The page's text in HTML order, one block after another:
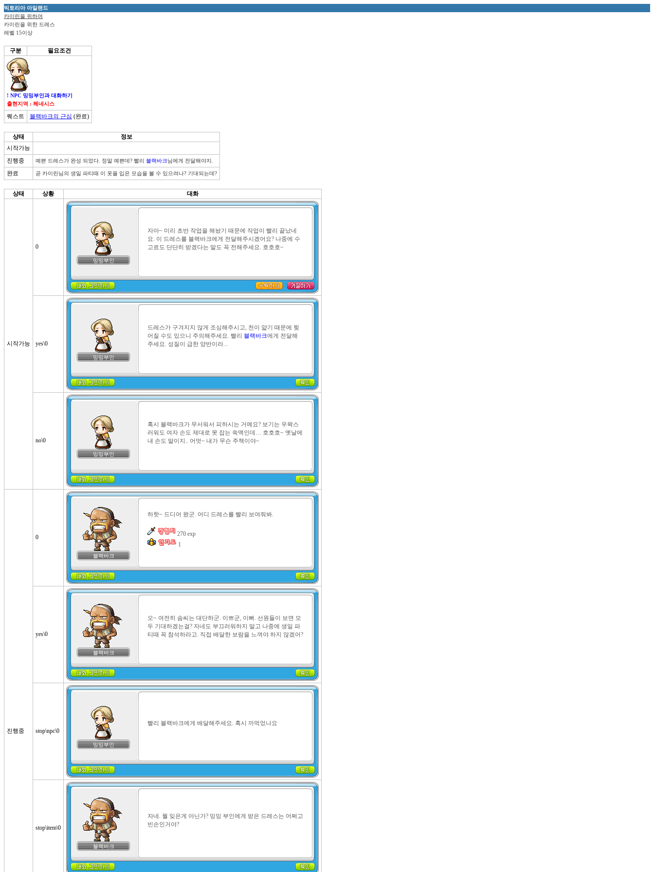
빅토리아 아일랜드
카이린을 위하여
카이린을 위한 드레스
레벨 15이상
구분 필요조건
! NPC 밍밍부인과 대화하기
출현지역 : 헤네시스
퀘스트 블랙바크의 근심 (완료)
상태
정보
시작가능
진행중
예쁜 드레스가 완성 되었다. 정말 예쁜데? 빨리 블랙바크님에게 전달해야지.
완료 곧 카이린님의 생일 파티때 이 옷을 입은 모습을 볼 수 있으려나? 기대되는데?
상태 상황 대화
시작가능
0
밍밍부인
자아~ 미리 초반 작업을 해놨기 때문에 작업이 빨리 끝났네
요. 이 드레스를 블랙바크에게 전달해주시겠어요? 나중에 수
고료도 단단히 받겠다는 말도 꼭 전해주세요. 호호호~
yes\0
밍밍부인
드레스가 구겨지지 않게 조심해주시고, 천이 얇기 때문에 찢
어질 수도 있으니 주의해주세요. 빨리 블랙바크에게 전달해
주세요. 성질이 급한 양반이라...
no\0
밍밍부인
혹시 블랙바크가 무서워서 피하시는 거예요? 보기는 우왁스
러워도 여자 손도 제대로 못 잡는 쑥맥인데… 호호호~ 옛날에
내 손도 말이지.. 어멋~ 내가 무슨 주책이야~
진행중
0
블랙바크
하핫~ 드디어 왔군. 어디 드레스를 빨리 보여줘봐.
1
yes\0
블랙바크
오~ 여전히 솜씨는 대단하군. 이쁘군, 이뻐. 선원들이 보면 모
두 기대하겠는걸? 자네도 부끄러워하지 말고 나중에 생일 파
티때 꼭 참석하라고. 직접 배달한 보람을 느껴야 하지 않겠어?
stop\npc\0
밍밍부인
빨리 블랙바크에게 배달해주세요. 혹시 까먹었나요
stop\item\0
블랙바크
자네. 뭘 잊은게 아닌가? 밍밍 부인에게 받은 드레스는 어쩌고
빈손인거야?